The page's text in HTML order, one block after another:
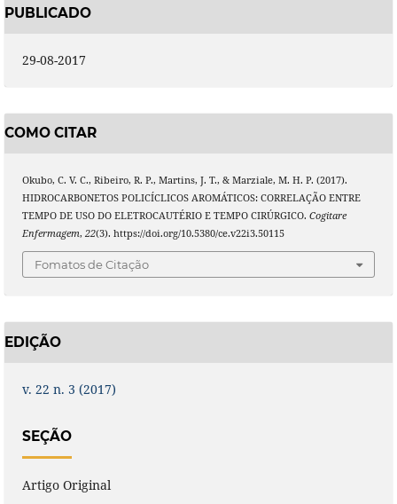
PUBLICADO
29-08-2017
COMO CITAR
Okubo, C. V. C., Ribeiro, R. P., Martins, J. T., & Marziale, M. H. P. (2017).
HIDROCARBONETOS POLICÍCLICOS AROMÁTICOS: CORRELAÇÃO ENTRE
TEMPO DE USO DO ELETROCAUTÉRIO E TEMPO CIRÚRGICO. Cogitare
Enfermagem, 22(3). https://doi.org/10.5380/ce.v22i3.50115
Fomatos de Citação
EDIÇÃO
v. 22 n. 3 (2017)
SEÇÃO
Artigo Original